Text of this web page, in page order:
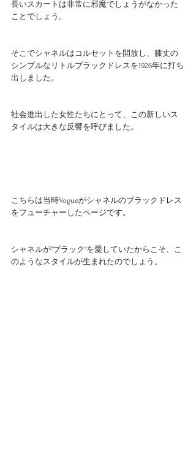
長いスカートは非常に邪魔でしょうがなかった
ことでしょう。
そこでシャネルはコルセットを開放し、膝丈の
シンプルなリトルブラックドレスを1926年に打ち
出しました。
社会進出した女性たちにとって、この新しいス
タイルは大きな反響を呼びました。
こちらは当時Vogueがシャネルのブラックドレス
をフューチャーしたページです。
シャネルが"ブラック"を愛していたからこそ、こ
のようなスタイルが生まれたのでしょう。